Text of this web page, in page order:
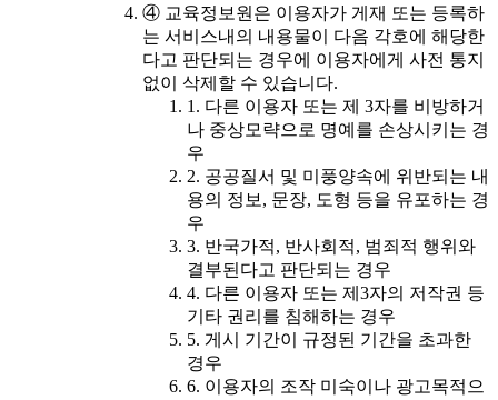
④ 교육정보원은 이용자가 게재 또는 등록하
는 서비스내의 내용물이 다음 각호에 해당한
다고 판단되는 경우에 이용자에게 사전 통지
없이 삭제할 수 있습니다.
1. 다른 이용자 또는 제 3자를 비방하거
나 중상모략으로 명예를 손상시키는 경
우
2. 공공질서 및 미풍양속에 위반되는 내
용의 정보, 문장, 도형 등을 유포하는 경
우
3. 반국가적, 반사회적, 범죄적 행위와
결부된다고 판단되는 경우
4. 다른 이용자 또는 제3자의 저작권 등
기타 권리를 침해하는 경우
5. 게시 기간이 규정된 기간을 초과한
경우
6. 이용자의 조작 미숙이나 광고목적으